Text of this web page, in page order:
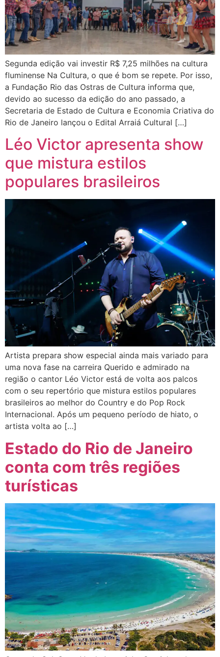
Segunda edição vai investir R$ 7,25 milhões na cultura
fluminense Na Cultura, o que é bom se repete. Por isso,
a Fundação Rio das Ostras de Cultura informa que,
devido ao sucesso da edição do ano passado, a
Secretaria de Estado de Cultura e Economia Criativa do
Rio de Janeiro lançou o Edital Arraiá Cultural […]
Léo Victor apresenta show
que mistura estilos
populares brasileiros
Artista prepara show especial ainda mais variado para
uma nova fase na carreira Querido e admirado na
região o cantor Léo Victor está de volta aos palcos
com o seu repertório que mistura estilos populares
brasileiros ao melhor do Country e do Pop Rock
Internacional. Após um pequeno período de hiato, o
artista volta ao […]
Estado do Rio de Janeiro
conta com três regiões
turísticas